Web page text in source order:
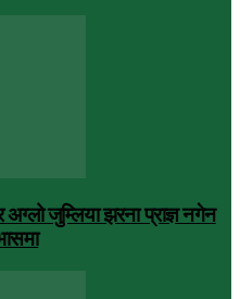
जुम्लिया झरना प्राज्ञ नगेन